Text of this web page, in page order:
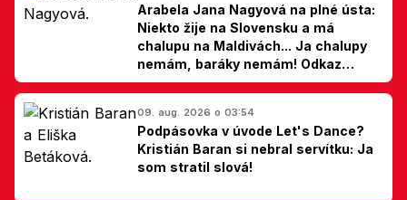
Arabela Jana Nagyová na plné ústa:
Niekto žije na Slovensku a má
chalupu na Maldivách... Ja chalupy
nemám, baráky nemám! Odkaz
Slovákom
09. aug. 2026 o 03:54
Podpásovka v úvode Let's Dance?
Kristián Baran si nebral servítku: Ja
som stratil slová!